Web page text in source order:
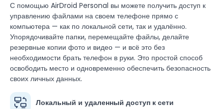
Локальный и удаленный доступ к сети
С помощью AirDroid Personal вы можете получить доступ к
управлению файлами на своем телефоне прямо с
компьютера — как по локальной сети, так и удалённо.
Упорядочивайте папки, перемещайте файлы, делайте
резервные копии фото и видео — и всё это без
необходимости брать телефон в руки. Это простой способ
освободить место и одновременно обеспечить безопасность
своих личных данных.